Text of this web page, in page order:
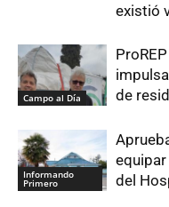
existió
Campo al Día
de
Informando
Primero
del